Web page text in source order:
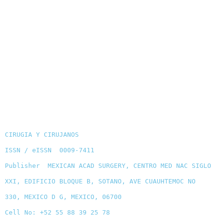
CIRUGIA Y CIRUJANOS
ISSN / eISSN 0009-7411
Publisher MEXICAN ACAD SURGERY, CENTRO MED NAC SIGLO
XXI, EDIFICIO BLOQUE B, SOTANO, AVE CUAUHTEMOC NO
330, MEXICO D G, MEXICO, 06700
Cell No: +52 55 88 39 25 78